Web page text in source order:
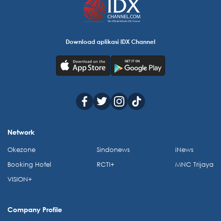
Download aplikasi IDX Channel
Network
Okezone
Booking Hotel
VISION+
Sindonews
RCTI+
iNews
MNC Trijaya
Company Profile